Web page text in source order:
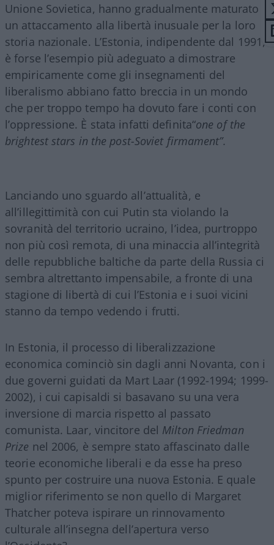
Unione Sovietica, hanno gradualmente maturato
un attaccamento alla libertà inusuale per la loro
storia nazionale. L’Estonia, indipendente dal 1991,
è forse l’esempio più adeguato a dimostrare
empiricamente come gli insegnamenti del
liberalismo abbiano fatto breccia in un mondo
che per troppo tempo ha dovuto fare i conti con
l’oppressione. È stata infatti definita“one of the
brightest stars in the post-Soviet firmament”.
Lanciando uno sguardo all’attualità, e
all’illegittimità con cui Putin sta violando la
sovranità del territorio ucraino, l’idea, purtroppo
non più così remota, di una minaccia all’integrità
delle repubbliche baltiche da parte della Russia ci
sembra altrettanto impensabile, a fronte di una
stagione di libertà di cui l’Estonia e i suoi vicini
stanno da tempo vedendo i frutti.
In Estonia, il processo di liberalizzazione
economica cominciò sin dagli anni Novanta, con i
due governi guidati da Mart Laar (1992-1994; 1999-
2002), i cui capisaldi si basavano su una vera
inversione di marcia rispetto al passato
comunista. Laar, vincitore del Milton Friedman
Prize nel 2006, è sempre stato affascinato dalle
teorie economiche liberali e da esse ha preso
spunto per costruire una nuova Estonia. E quale
miglior riferimento se non quello di Margaret
Thatcher poteva ispirare un rinnovamento
culturale all’insegna dell’apertura verso